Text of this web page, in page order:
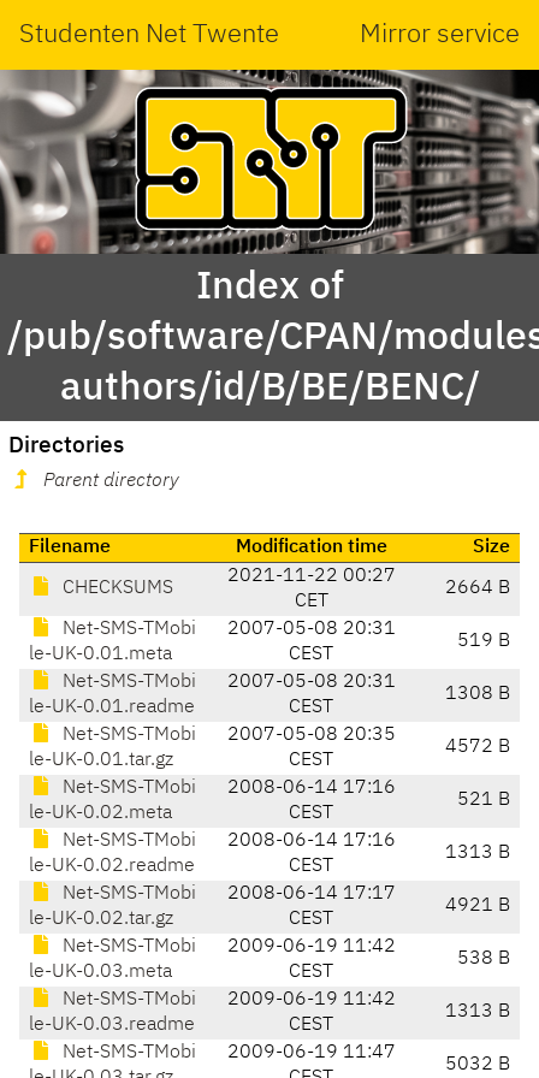
Studenten Net Twente Mirror service
Index of
/pub/software/CPAN/
authors/id/B/BE/BENC/
Directories
Parent directory
Filename Modification time Size
CHECKSUMS
2021-11-22 00:27
CET
2664 B
Net-SMS-TMobi
le-UK-0.01.meta
2007-05-08 20:31
CEST
519 B
Net-SMS-TMobi
le-UK-0.01.readme
2007-05-08 20:31
CEST
1308 B
Net-SMS-TMobi
le-UK-0.01.tar.gz
2007-05-08 20:35
CEST
4572 B
Net-SMS-TMobi
le-UK-0.02.meta
2008-06-14 17:16
CEST
521 B
Net-SMS-TMobi
le-UK-0.02.readme
2008-06-14 17:16
CEST
1313 B
Net-SMS-TMobi
le-UK-0.02.tar.gz
2008-06-14 17:17
CEST
4921 B
Net-SMS-TMobi
le-UK-0.03.meta
2009-06-19 11:42
CEST
538 B
Net-SMS-TMobi
le-UK-0.03.readme
2009-06-19 11:42
CEST
1313 B
Net-SMS-TMobi
2009-06-19 11:47
5032 B